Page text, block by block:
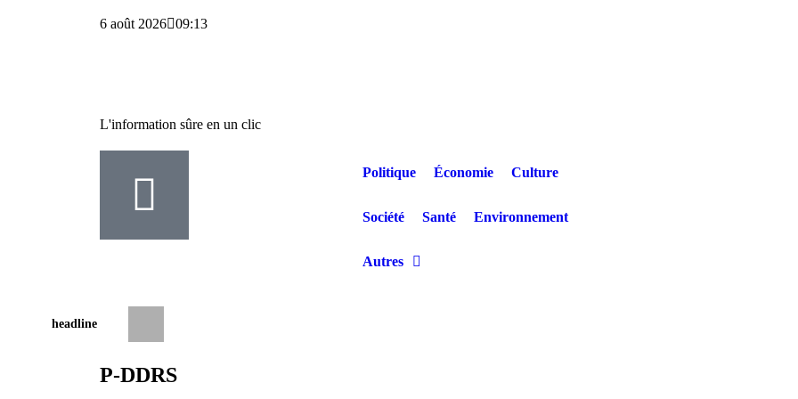
6 août 2026 09:13
L'information sûre en un clic
Politique Économie Culture
Société Santé Environnement
Autres
headline
P-DDRS